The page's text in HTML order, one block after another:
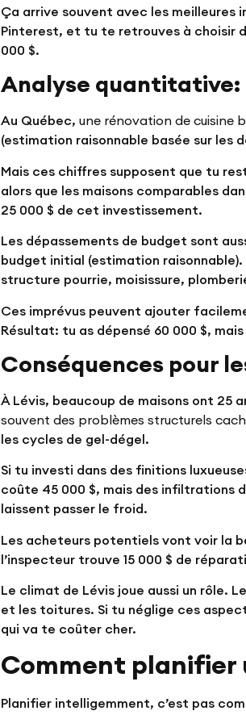
Ça arrive souvent avec les meilleures
Pinterest, et tu te retrouves à choisir
000 $.
Analyse quantitative:
Au Québec,une rénovation de cuisine
(estimation raisonnable basée sur les
Mais ces chiffres supposent que tu
alors que les maisons comparables
25 000 $ de cet investissement.
Les dépassements de budget sont
budget initial (estimation raisonnable).
structure pourrie, moisissure,
Ces imprévus peuvent ajouter
Résultat: tu as dépensé 60 000 $,
Conséquences pour
À Lévis, beaucoup de maisons ont 25
souvent des problèmes structurels
les cycles de gel-dégel.
Si tu investi dans des finitions
coûte 45 000 $, mais des infiltrations
laissent passer le froid.
Les acheteurs potentiels vont voir la
l’inspecteur trouve 15 000 $ de
Le climat de Lévis joue aussi un rôle.
et les toitures. Si tu néglige ces
qui va te coûter cher.
Comment planifier
Planifier intelligemment, c’est pas